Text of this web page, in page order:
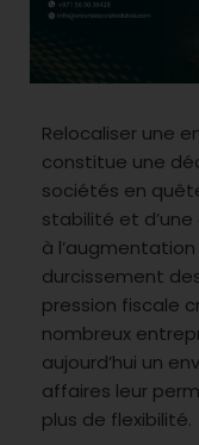
Relocaliser une
constitue une
sociétés en
stabilité et
à
durcissement
pression fiscale
nombreux
aujourd’hui un
affaires leur
plus de flexibilité.